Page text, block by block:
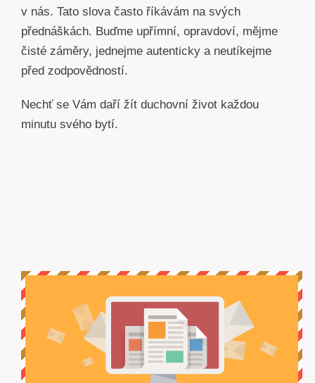
v nás. Tato slova často říkávám na svých
přednáškách. Buďme upřímní, opravdoví, mějme
čisté záměry, jednejme autenticky a neutíkejme
před zodpovědností.
Nechť se Vám daří žít duchovní život každou
minutu svého bytí.